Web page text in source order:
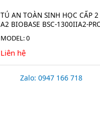
TỦ AN TOÀN SINH HỌC CẤP 2
A2 BIOBASE BSC-1300IIA2-
MODEL: 0
Liên hệ
Zalo: 0947 166 718